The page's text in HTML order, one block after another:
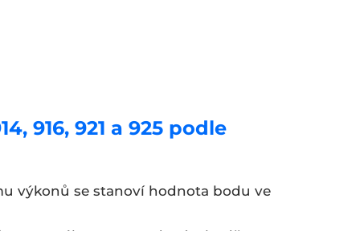
916, 921 a 925 podle
výkonů se stanoví hodnota bodu ve